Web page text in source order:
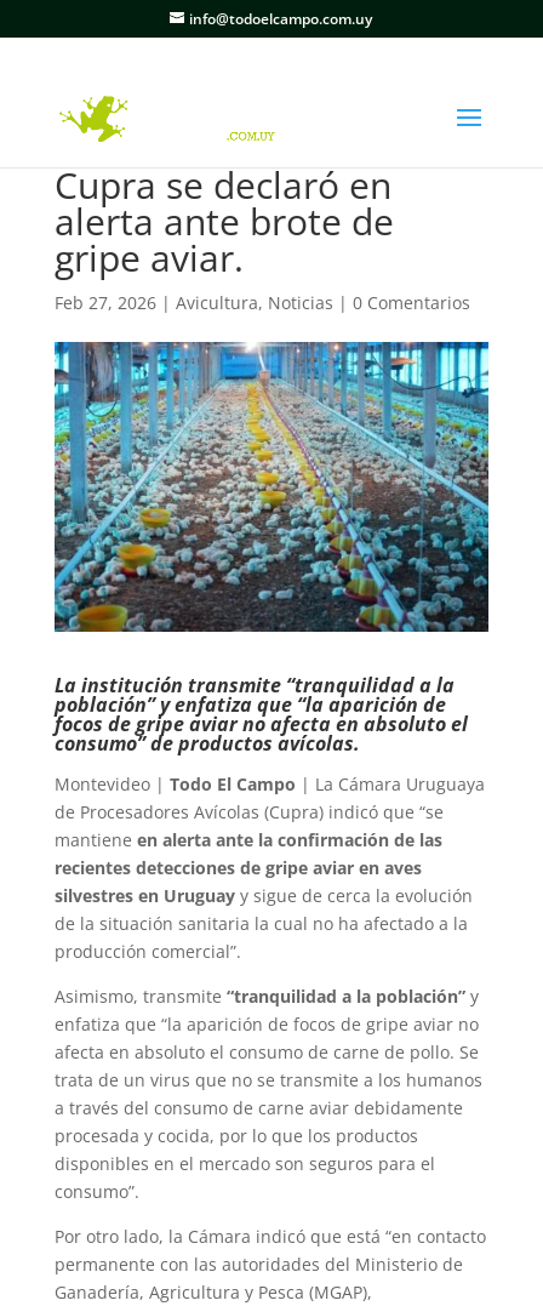
info@todoelcampo.com.uy
Cupra se declaró en
alerta ante brote de
gripe aviar.
Feb 27, 2026| Avicultura, Noticias | 0 Comentarios
La institución transmite “tranquilidad a la
población” y enfatiza que “la aparición de
focos de gripe aviar no afecta en absoluto el
consumo” de productos avícolas.
Montevideo | Todo El Campo | La Cámara Uruguaya
de Procesadores Avícolas (Cupra) indicó que “se
mantiene en alerta ante la confirmación de las
recientes detecciones de gripe aviar en aves
silvestres en Uruguayy sigue de cerca la evolución
de la situación sanitaria la cual no ha afectado a la
producción comercial”.
Asimismo, transmite “tranquilidad a la población”y
enfatiza que “la aparición de focos de gripe aviar no
afecta en absoluto el consumo de carne de pollo. Se
trata de un virus que no se transmite a los humanos
a través del consumo de carne aviar debidamente
procesada y cocida, por lo que los productos
disponibles en el mercado son seguros para el
consumo”.
Por otro lado, la Cámara indicó que está “en contacto
permanente con las autoridades del Ministerio de
Ganadería, Agricultura y Pesca (MGAP),